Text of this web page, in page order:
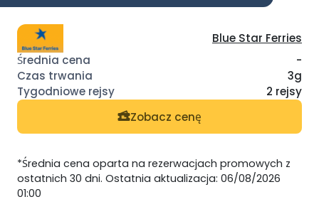
Blue Star Ferries
-
3g
2 rejsy
Zobacz cenę
*Średnia cena oparta na rezerwacjach promowych z
ostatnich 30 dni. Ostatnia aktualizacja: 06/08/2026
01:00